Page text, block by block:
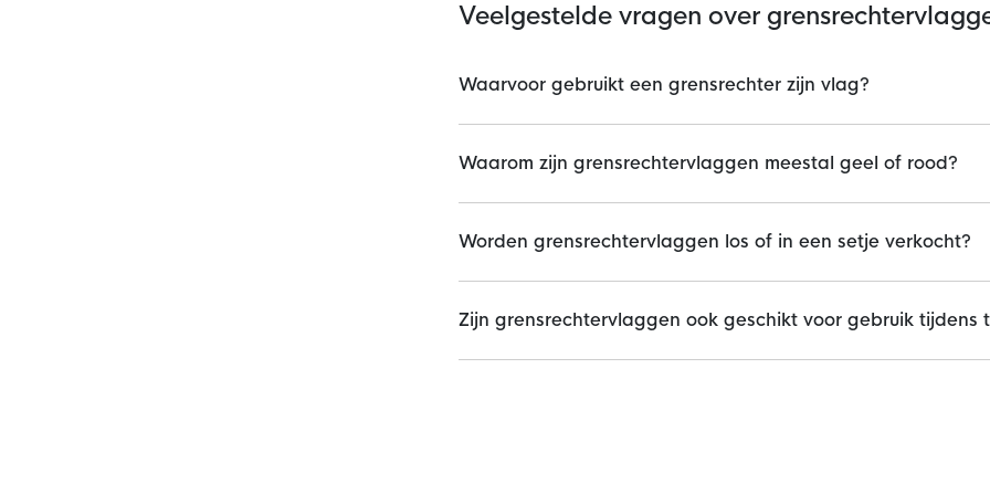
Veelgestelde vragen over
Waarvoor gebruikt een grensrechter zijn vlag?
Waarom zijn grensrechtervlaggen meestal geel of rood?
Worden grensrechtervlaggen los of in een setje verkocht?
Zijn grensrechtervlaggen ook geschikt voor gebruik tijdens